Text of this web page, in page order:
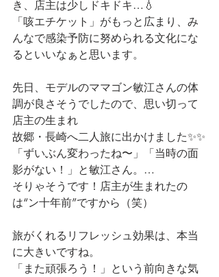
き、店主は少しドキドキ…💧
「咳エチケット」がもっと広まり、み
んなで感染予防に努められる文化にな
るといいなぁと思います。
先日、モデルのママゴン敏江さんの体
調が良さそうでしたので、思い切って
店主の生まれ
故郷・長崎へ二人旅に出かけました✨✨
「ずいぶん変わったね〜」「当時の面
影がない！」と敏江さん。…
そりゃそうです！店主が生まれたの
は“ン十年前”ですから（笑）
旅がくれるリフレッシュ効果は、本当
に大きいですね。
「また頑張ろう！」という前向きな気